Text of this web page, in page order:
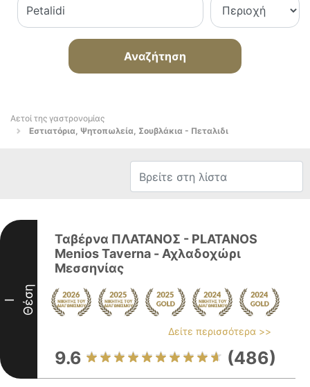
Αναζήτηση
Αετοί της γαστρονομίας
Εστιατόρια, Ψητοπωλεία, Σουβλάκια - Πεταλιδι
I Θέση
Ταβέρνα ΠΛΑΤΑΝΟΣ - PLATANOS
Menios Taverna - Αχλαδοχώρι
Μεσσηνίας
Δείτε περισσότερα >>
9.6 (486)